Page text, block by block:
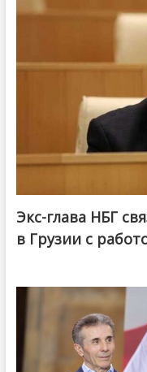
Экс-глава НБГ
в Грузии с